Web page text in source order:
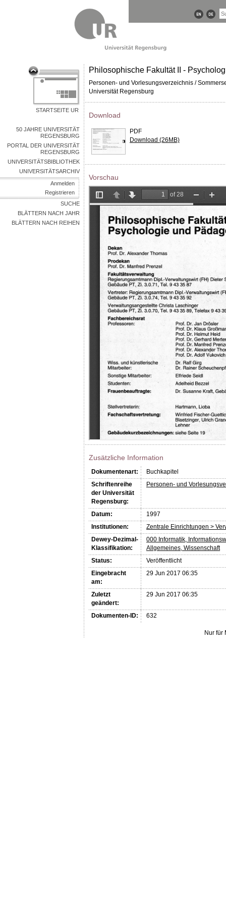
STARTSEITE UR
50 JAHRE UNIVERSITÄT
REGENSBURG
PORTAL DER UNIVERSITÄT
REGENSBURG
UNIVERSITÄTSBIBLIOTHEK
UNIVERSITÄTSARCHIV
Anmelden
Registrieren
SUCHE
BLÄTTERN NACH JAHR
BLÄTTERN NACH REIHEN
Philosophische Fakultät II -
Personen- und Vorlesungsverzeichnis /
Universität Regensburg
Download
PDF
Download (26MB)
Vorschau
Zusätzliche Information
Dokumentenart:
Buchkapitel
Schriftenreihe
der Universität
Regensburg:
Personen- und
Datum:
1997
Institutionen:
Zentrale Einrichtungen >
Dewey-Dezimal-
Klassifikation:
000 Informatik,
Allgemeines, Wissenschaft
Status:
Veröffentlicht
Eingebracht
am:
29 Jun 2017 06:35
Zuletzt
geändert:
29 Jun 2017 06:35
Dokumenten-ID: 632
Nur für